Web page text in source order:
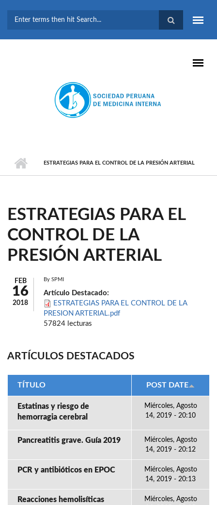
BÚSQUEDA
ESTRATEGIAS PARA EL CONTROL DE LA PRESIÓN ARTERIAL
ESTRATEGIAS PARA EL
CONTROL DE LA
PRESIÓN ARTERIAL
FEB
16
2018
By SPMI
Artículo Destacado:
ESTRATEGIAS PARA EL CONTROL DE LA
PRESION ARTERIAL.pdf
57824 lecturas
ARTÍCULOS DESTACADOS
TÍTULO POST DATE
Estatinas y riesgo de
hemorragia cerebral
Miércoles, Agosto
14, 2019 - 20:10
Pancreatitis grave. Guía 2019
Miércoles, Agosto
14, 2019 - 20:12
PCR y antibióticos en EPOC
Miércoles, Agosto
14, 2019 - 20:13
Reacciones hemolisíticas
Miércoles, Agosto